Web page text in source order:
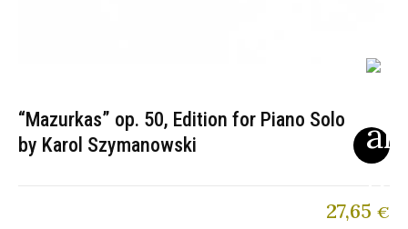
“Mazurkas” op. 50, Edition for Piano Solo
by Karol Szymanowski
27,65 €